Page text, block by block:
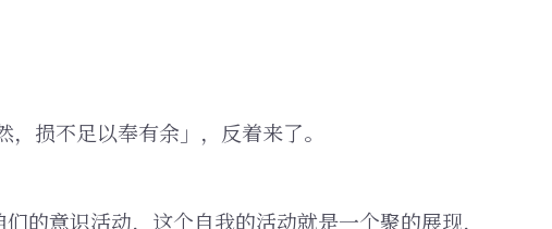
损不足以奉有余」，反着来了。
的意识活动，这个自我的活动就是一个聚的展现，